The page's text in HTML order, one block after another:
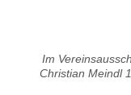
Im
Christian Meindl